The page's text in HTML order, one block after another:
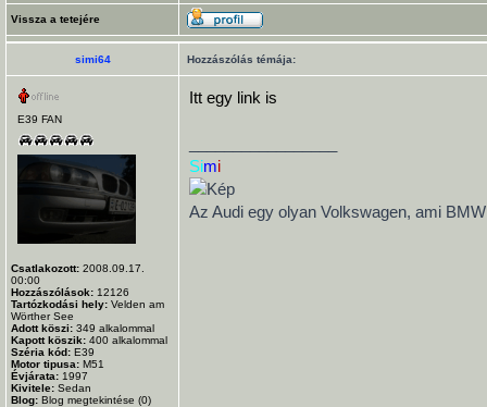
Vissza a tetejére
simi64 Hozzászólás témája:
E39 FAN
Csatlakozott: 2008.09.17.
00:00
Hozzászólások: 12126
Tartózkodási hely: Velden am
Wörther See
Adott köszi: 349 alkalommal
Kapott köszik: 400 alkalommal
Széria kód: E39
Motor tipusa: M51
Évjárata: 1997
Kivitele: Sedan
Blog: Blog megtekintése (0)
Itt egy link is
Simi
Az Audi egy olyan Volkswagen, ami